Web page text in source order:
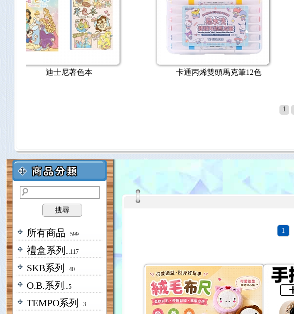
Cross 貝禮輕盈系列 Cross 立卡系列 原子筆
1
搜尋
所有商品 ...599
禮盒系列 ...117
SKB系列 ...40
O.B.系列 ...5
TEMPO系列 ...3
1